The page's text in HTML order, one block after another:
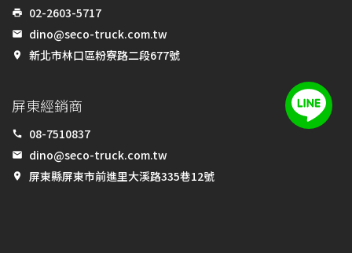
print 02-2603-5717
email dino@seco-truck.com.tw
place 新北市林口區粉寮路二段677號
屏東經銷商
call 08-7510837
email dino@seco-truck.com.tw
place 屏東縣屏東市前進里大溪路335巷12號